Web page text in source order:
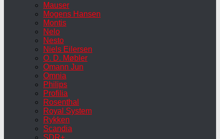
Mauser
Mogens Hansen
Montis
Nelo
Nesto
Niels Eilersen
O. D. Møbler
Omann Jun
Omnia
Philips
Profilia
Rosenthal
Royal System
Rykken
Scandia
SDR+